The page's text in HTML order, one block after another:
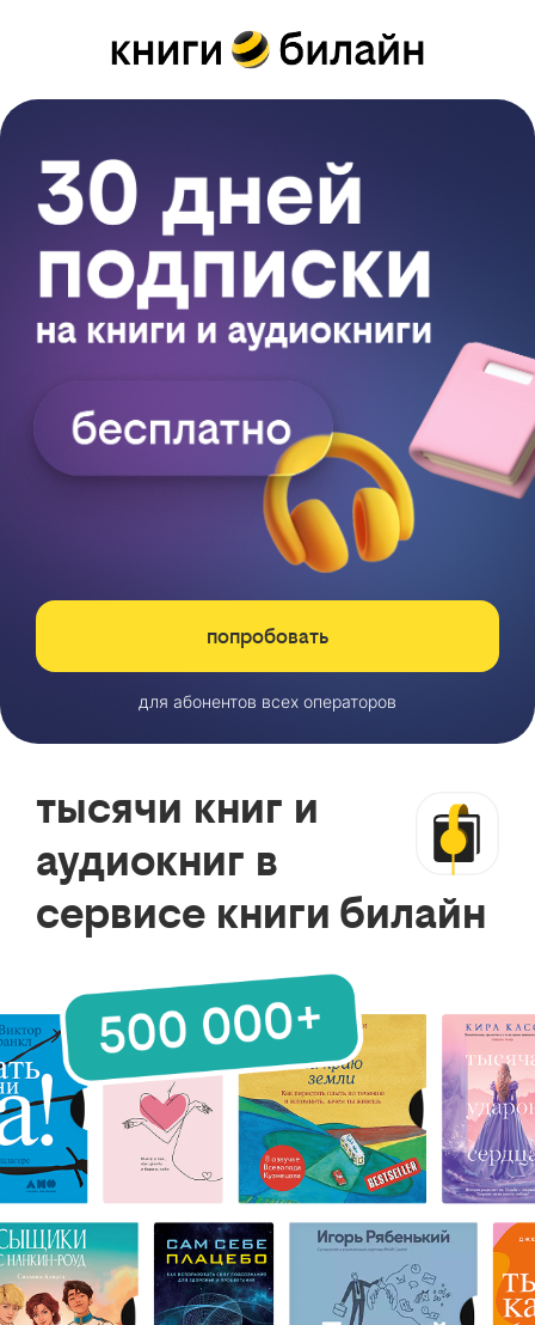
попробовать
для абонентов всех операторов
тысячи книг и
аудиокниг в
сервисе книги билайн